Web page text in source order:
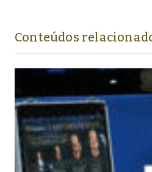
Conteúdos